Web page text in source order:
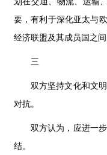
要，有利于深化亚太与
经济联盟及其成员国之
三
双方坚持文化和文
对抗。
双方认为，应进一
结。